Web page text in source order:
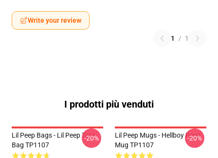
Write your review
1 / 1
I prodotti più venduti
Lil Peep Bags - Lil Peep Tote
Bag TP1107
-20%
Lil Peep Mugs - Hellboy Peep
Mug TP1107
-20%